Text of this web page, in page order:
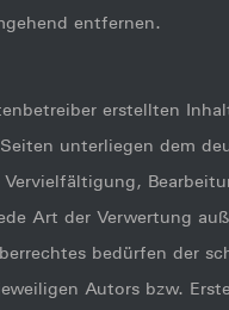
entfernen.
erstellten
unterliegen dem
Art der Verwertung
bedürfen der
Autors bzw.